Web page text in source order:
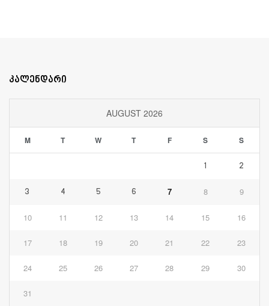
კალენდარი
AUGUST 2026
M T W T F S S
1 2
3 4 5 6 7 8 9
10 11 12 13 14 15 16
17 18 19 20 21 22 23
24 25 26 27 28 29 30
31